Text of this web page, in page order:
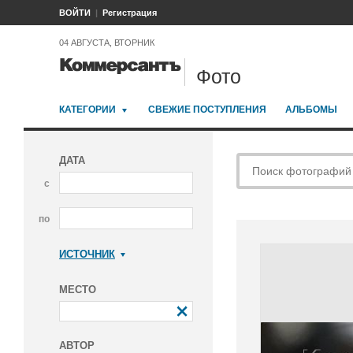
ВОЙТИ Регистрация
04 АВГУСТА, ВТОРНИК
Фото
КАТЕГОРИИ СВЕЖИЕ ПОСТУПЛЕНИЯ АЛЬБОМЫ
ДАТА
с
по
ИСТОЧНИК
МЕСТО
АВТОР